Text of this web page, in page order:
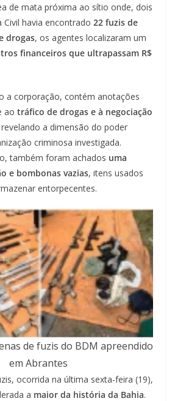
de mata próxima ao sítio onde, dois
Civil havia encontrado 22 fuzis de
drogas, os agentes localizaram um
financeiros que ultrapassam R$
a corporação, contém anotações
ao tráfico de drogas e à negociação
revelando a dimensão do poder
criminosa investigada.
também foram achados uma
e bombonas vazias, itens usados
entorpecentes.
de fuzis do BDM apreendido
em Abrantes
ocorrida na última sexta-feira (19),
a maior da história da Bahia.